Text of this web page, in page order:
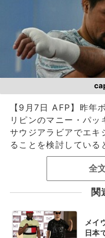
【9月7日 AFP】昨年
リピンのマニー・パ
サウジアラビアでエキ
ることを検討している
全
関
メイ
日本